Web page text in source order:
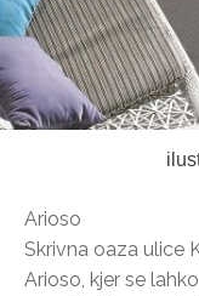
Arioso
Skrivna oaza ulice
Arioso, kjer se